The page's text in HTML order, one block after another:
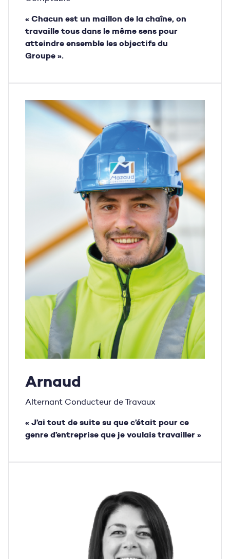
« Chacun est un maillon de la chaîne, on
travaille tous dans le même sens pour
atteindre ensemble les objectifs du
Groupe ».
Arnaud
Alternant Conducteur de Travaux
« J’ai tout de suite su que c’était pour ce
genre d’entreprise que je voulais travailler »